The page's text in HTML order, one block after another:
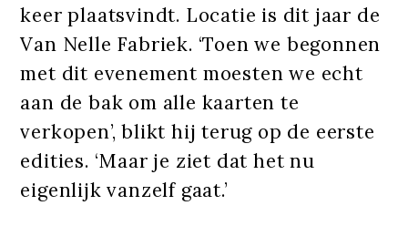
keer plaatsvindt. Locatie is dit jaar de
Van Nelle Fabriek. ‘Toen we begonnen
met dit evenement moesten we echt
aan de bak om alle kaarten te
verkopen’, blikt hij terug op de eerste
edities. ‘Maar je ziet dat het nu
eigenlijk vanzelf gaat.’